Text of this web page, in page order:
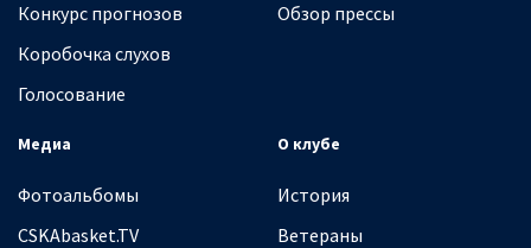
Конкурс прогнозов
Коробочка слухов
Голосование
Обзор прессы
Медиа
Фотоальбомы
CSKAbasket.TV
О клубе
История
Ветераны